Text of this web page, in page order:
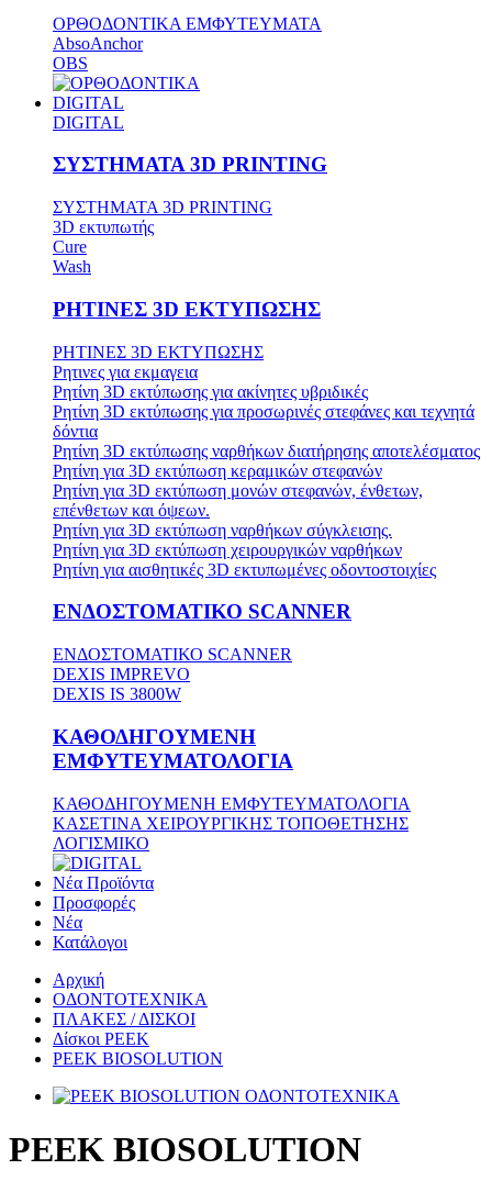
ΟΡΘΟΔΟΝΤΙΚΑ ΕΜΦΥΤΕΥΜΑΤΑ
AbsoAnchor
OBS
DIGITAL
DIGITAL
ΣΥΣΤΗΜΑΤΑ 3D PRINTING
ΣΥΣΤΗΜΑΤΑ 3D PRINTING
3D εκτυπωτής
Cure
Wash
ΡΗΤΙΝΕΣ 3D ΕΚΤΥΠΩΣΗΣ
ΡΗΤΙΝΕΣ 3D ΕΚΤΥΠΩΣΗΣ
Ρητινες για εκμαγεια
Ρητίνη 3D εκτύπωσης για ακίνητες υβριδικές
Ρητίνη 3D εκτύπωσης για προσωρινές στεφάνες και τεχνητά
δόντια
Ρητίνη 3D εκτύπωσης ναρθήκων διατήρησης αποτελέσματος
Ρητίνη για 3D εκτύπωση κεραμικών στεφανών
Ρητίνη για 3D εκτύπωση μονών στεφανών, ένθετων,
επένθετων και όψεων.
Ρητίνη για 3D εκτύπωση ναρθήκων σύγκλεισης.
Ρητίνη για 3D εκτύπωση χειρουργικών ναρθήκων
Ρητίνη για αισθητικές 3D εκτυπωμένες οδοντοστοιχίες
ΕΝΔΟΣΤΟΜΑΤΙΚΟ SCANNER
ΕΝΔΟΣΤΟΜΑΤΙΚΟ SCANNER
DEXIS IMPREVO
DEXIS IS 3800W
ΚΑΘΟΔΗΓΟΥΜΕΝΗ
ΕΜΦΥΤΕΥΜΑΤΟΛΟΓΙΑ
ΚΑΘΟΔΗΓΟΥΜΕΝΗ ΕΜΦΥΤΕΥΜΑΤΟΛΟΓΙΑ
ΚΑΣΕΤΙΝΑ ΧΕΙΡΟΥΡΓΙΚΗΣ ΤΟΠΟΘΕΤΗΣΗΣ
ΛΟΓΙΣΜΙΚΟ
Νέα Προϊόντα
Προσφορές
Νέα
Κατάλογοι
Αρχική
ΟΔΟΝΤΟΤΕΧΝΙΚΑ
ΠΛΑΚΕΣ / ΔΙΣΚΟΙ
Δίσκοι PEEK
PEEK BIOSOLUTION
PEEK BIOSOLUTION